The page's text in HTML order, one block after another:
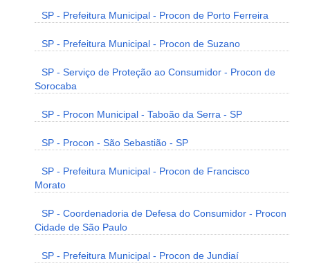
SP - Prefeitura Municipal - Procon de Porto Ferreira
SP - Prefeitura Municipal - Procon de Suzano
SP - Serviço de Proteção ao Consumidor - Procon de
Sorocaba
SP - Procon Municipal - Taboão da Serra - SP
SP - Procon - São Sebastião - SP
SP - Prefeitura Municipal - Procon de Francisco
Morato
SP - Coordenadoria de Defesa do Consumidor - Procon
Cidade de São Paulo
SP - Prefeitura Municipal - Procon de Jundiaí